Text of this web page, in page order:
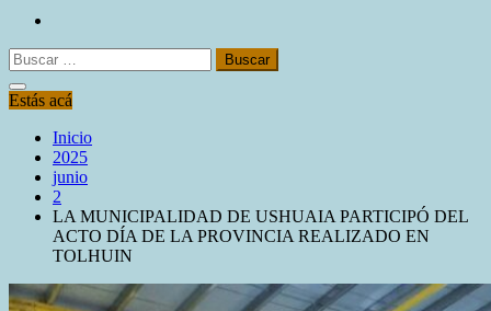
Buscar:
Estás acá
Inicio
2025
junio
2
LA MUNICIPALIDAD DE USHUAIA PARTICIPÓ DEL
ACTO DÍA DE LA PROVINCIA REALIZADO EN
TOLHUIN